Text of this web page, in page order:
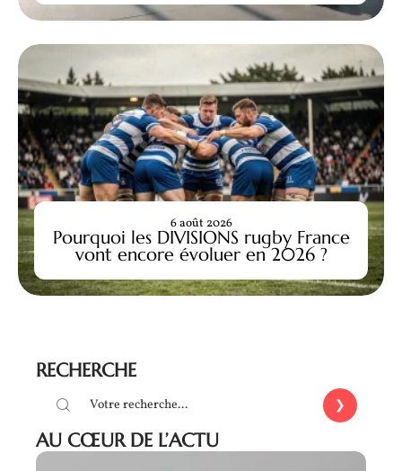
Pourquoi les DIVISIONS rugby France
vont encore évoluer en 2026 ?
6 août 2026
RECHERCHE
AU CŒUR DE L’ACTU